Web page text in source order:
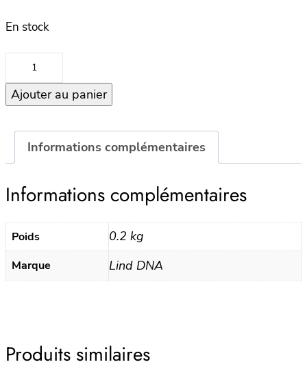
En stock
quantité
Sous
Curve
Corduroy
–
Rose
Ajouter au panier
Informations complémentaires
Informations complémentaires
Poids 0.2 kg
Marque Lind DNA
Produits similaires